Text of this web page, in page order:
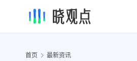
首页 最新资讯